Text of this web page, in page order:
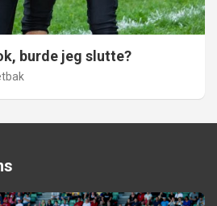
burde jeg slutte?